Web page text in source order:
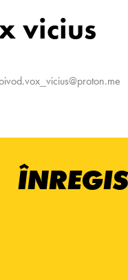
vicius